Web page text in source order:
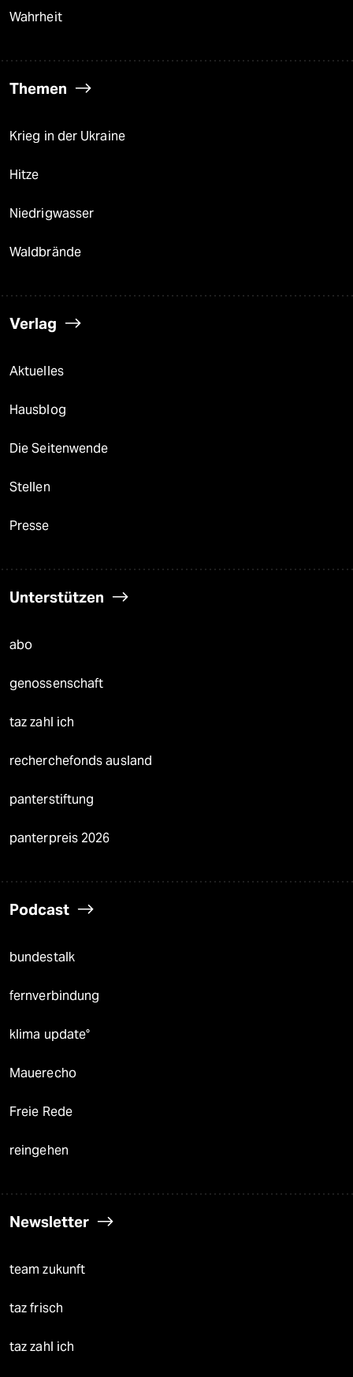
Wahrheit
Themen
Krieg in der Ukraine
Hitze
Niedrigwasser
Waldbrände
Verlag
Aktuelles
Hausblog
Die Seitenwende
Stellen
Presse
Unterstützen
abo
genossenschaft
taz zahl ich
recherchefonds ausland
panterstiftung
panterpreis 2026
Podcast
bundestalk
fernverbindung
klima update°
Mauerecho
Freie Rede
reingehen
Newsletter
team zukunft
taz frisch
taz zahl ich